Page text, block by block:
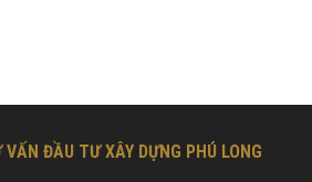
ĐẦU TƯ XÂY DỰNG PHÚ LONG